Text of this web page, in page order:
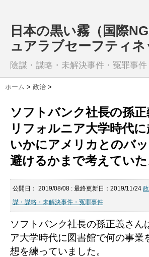
日本の黒い霧（国際
ュアラブセーフティネ
陰謀・謀略・未解決事件・冤罪事件
ホーム > 政治 >
ソフトバンク社長の孫
リフォルニア大学時代
いかにアメリカとのバ
避けるかまで考えていた
公開日： 2019/08/08 : 最終更新日：2019/11/24
謀・謀略・未解決事件・冤罪事件
ソフトバンク社長の孫正義さん
ア大学時代に図書館で何の事業
想を練っていました。